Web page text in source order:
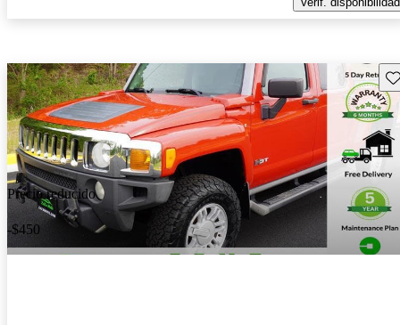
Precio reducido
-$450